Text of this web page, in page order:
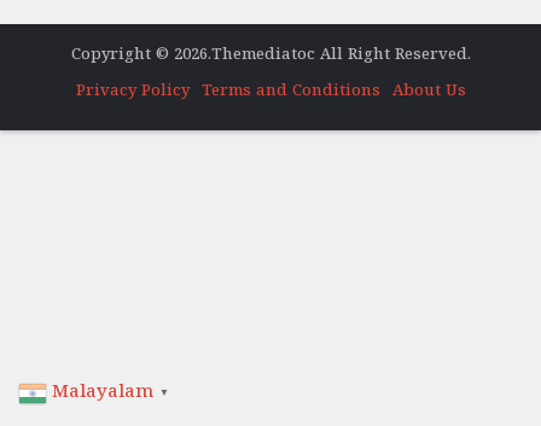
Copyright © 2026.Themediatoc All Right Reserved.
Privacy Policy
Terms and Conditions About Us
Malayalam ▼